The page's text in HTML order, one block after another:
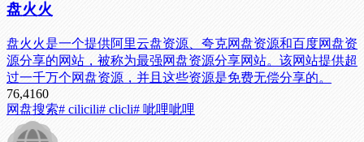
盘火火
盘火火是一个提供阿里云盘资源、夸克网盘资源和百度网盘资
源分享的网站，被称为最强网盘资源分享网站。该网站提供超
过一千万个网盘资源，并且这些资源是免费无偿分享的。
76,4160
网盘搜索# cilicili# clicli# 呲哩呲哩